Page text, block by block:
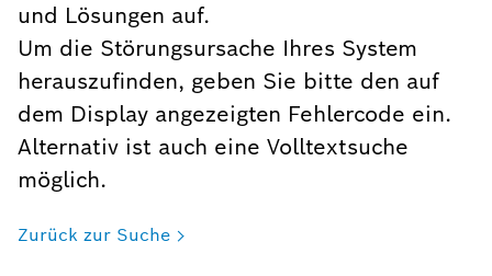
und Lösungen auf.
Um die Störungsursache Ihres System
herauszufinden, geben Sie bitte den auf
dem Display angezeigten Fehlercode ein.
Alternativ ist auch eine Volltextsuche
möglich.
Zurück zur Suche